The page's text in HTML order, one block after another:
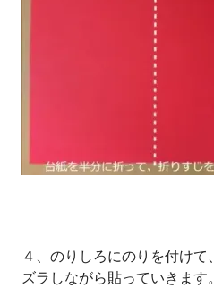
４、のりしろにのりを付け
ズラしながら貼っていきます。